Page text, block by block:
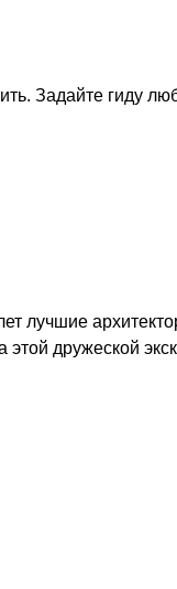
Задайте гиду
лучшие
этой дружеской